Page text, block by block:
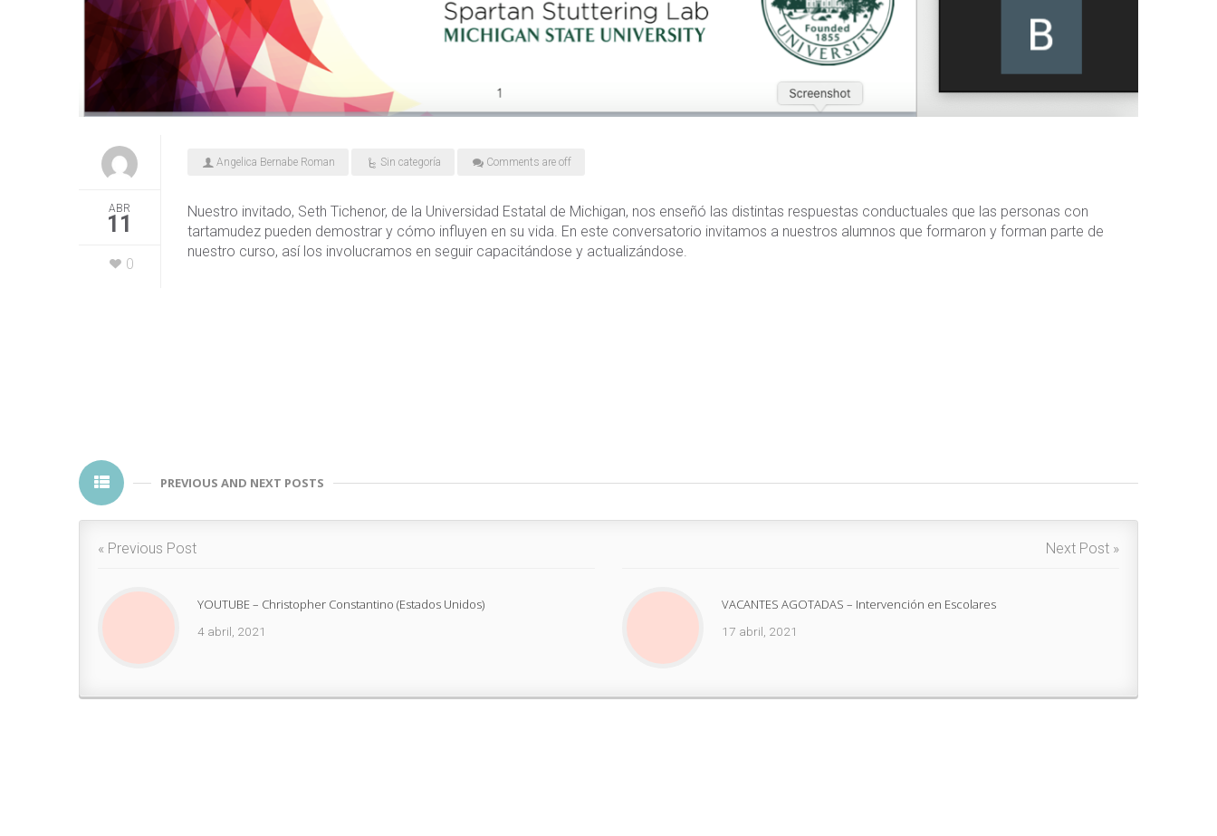
ABR
11
0
Angelica Bernabe Roman Sin categoría Comments are off
Nuestro invitado, Seth Tichenor, de la Universidad Estatal de Michigan, nos enseñó las distintas respuestas conductuales que las personas con
tartamudez pueden demostrar y cómo influyen en su vida. En este conversatorio invitamos a nuestros alumnos que formaron y forman parte de
nuestro curso, así los involucramos en seguir capacitándose y actualizándose.
PREVIOUS AND NEXT POSTS
« Previous Post
YOUTUBE – Christopher Constantino (Estados Unidos)
4 abril, 2021
Next Post »
VACANTES AGOTADAS – Intervención en Escolares
17 abril, 2021